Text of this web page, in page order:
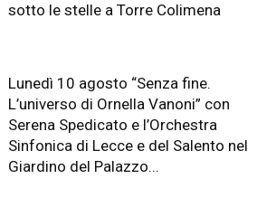
sotto le stelle a Torre Colimena
Lunedì 10 agosto “Senza fine.
L’universo di Ornella Vanoni” con
Serena Spedicato e l’Orchestra
Sinfonica di Lecce e del Salento nel
Giardino del Palazzo...